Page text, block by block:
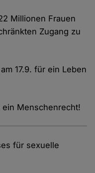
Millionen Frauen
Zugang zu
17.9. für ein Leben
Menschenrecht!
für sexuelle